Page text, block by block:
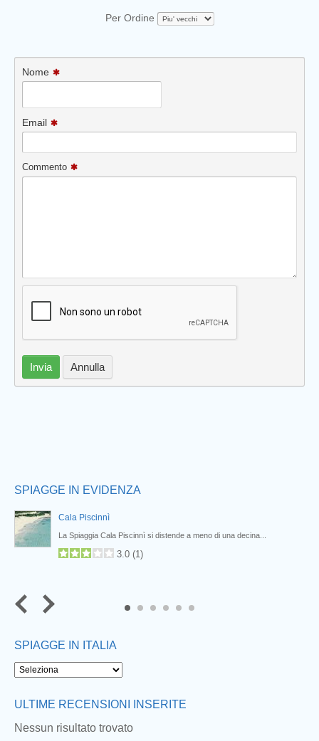
Per Ordine
Nome
Email
Commento
Invia Annulla
SPIAGGE IN EVIDENZA
Cala Piscinnì
La Spiaggia Cala Piscinnì si distende a meno di una decina...
3.0 (1)
SPIAGGE IN ITALIA
ULTIME RECENSIONI INSERITE
Nessun risultato trovato